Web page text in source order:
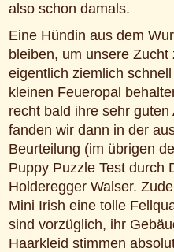
also schon damals.
Eine Hündin aus dem
bleiben, um unsere
eigentlich ziemlich
kleinen Feueropal
recht bald ihre sehr
fanden wir dann in der
Beurteilung (im übrigen
Puppy Puzzle Test durch
Holderegger Walser.
Mini Irish eine tolle
sind vorzüglich, ihr
Haarkleid stimmen